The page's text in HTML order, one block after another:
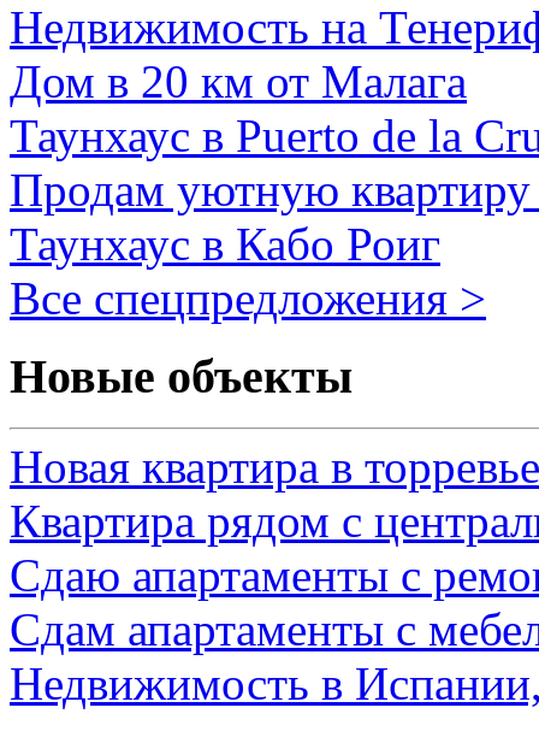
Недвижимость на
Дом в 20 км от Малага
Таунхаус в Puerto de la
Продам уютную
Таунхаус в Кабо Роиг
Все спецпредложения >
Новые объекты
Новая квартира в
Квартира рядом с
Сдаю апартаменты с
Сдам апартаменты с
Недвижимость в